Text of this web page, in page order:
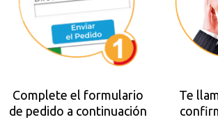
Complete el formulario
de pedido a continuación
Te